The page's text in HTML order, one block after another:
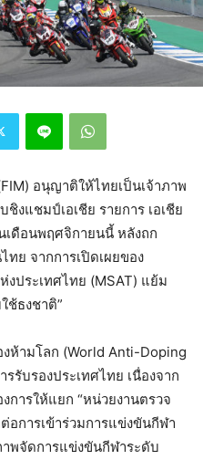
อนุญาติให้ไทยเป็นเจ้าภาพ
งแชมป์เอเชีย รายการ เอเชีย
เดือนพฤศจิกายนนี้ หลังถก
ทย จากการเปิดเผยของ
ประเทศไทย (MSAT) แย้ม
ช้ธงชาติ”
ห้ามโลก (World Anti-Doping
รับรองประเทศไทย เนื่องจาก
การให้แยก “หน่วยงานตรวจ
อการเข้าร่วมการแข่งขันกีฬา
พจัดการแข่งขันกีฬาระดับ